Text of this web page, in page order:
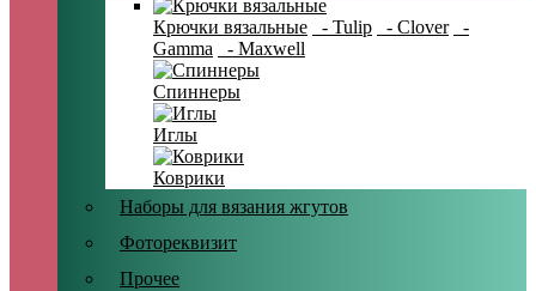
Крючки вязальные - Tulip - Clover
-
Gamma
- Maxwell
Спиннеры
Иглы
Коврики
Наборы для вязания жгутов
Фотореквизит
Прочее